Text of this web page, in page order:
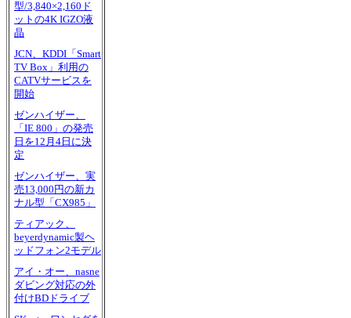
型/3,840×2,160ド
ットの4K IGZO液
晶
JCN、KDDI「Smart
TV Box」利用の
CATVサービスを
開始
ゼンハイザー、
「IE 800」の発売
日を12月4日に決
定
ゼンハイザー、実
売13,000円の新カ
ナル型「CX985」
ティアック、
beyerdynamic製ヘ
ッドフォン2モデル
アイ・オー、nasne
ダビング対応の外
付けBDドライブ